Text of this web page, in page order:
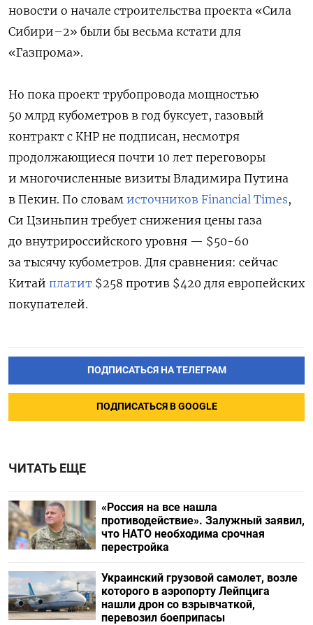
новости о начале строительства проекта «Сила
Сибири–2» были бы весьма кстати для
«Газпрома».
Но пока проект трубопровода мощностью
50 млрд кубометров в год буксует, газовый
контракт с КНР не подписан, несмотря
продолжающиеся почти 10 лет переговоры
и многочисленные визиты Владимира Путина
в Пекин. По словам источников Financial Times,
Си Цзиньпин требует снижения цены газа
до внутрироссийского уровня — $50-60
за тысячу кубометров. Для сравнения: сейчас
Китай платит $258 против $420 для европейских
покупателей.
ПОДПИСАТЬСЯ НА ТЕЛЕГРАМ
ПОДПИСАТЬСЯ В GOOGLE
ЧИТАТЬ ЕЩЕ
«Россия на все нашла
противодействие». Залужный заявил,
что НАТО необходима срочная
перестройка
Украинский грузовой самолет, возле
которого в аэропорту Лейпцига
нашли дрон со взрывчаткой,
перевозил боеприпасы